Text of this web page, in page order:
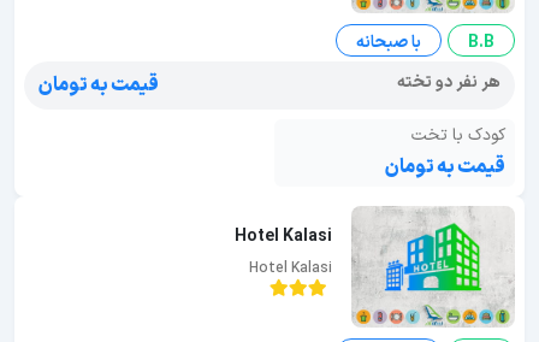
B.B
با صبحانه
هر نفر دو تخته
قیمت به تومان
کودک با تخت
قیمت به تومان
Hotel Kalasi
Hotel Kalasi